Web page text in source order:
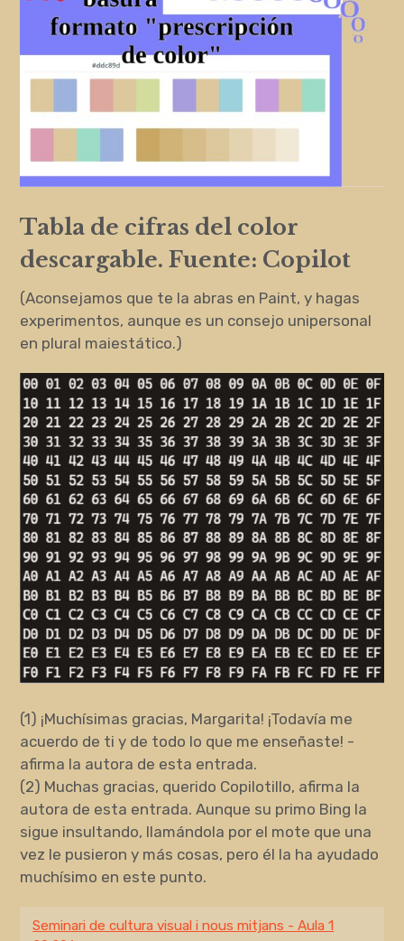
Tabla de cifras del color
descargable. Fuente: Copilot
(Aconsejamos que te la abras en Paint, y hagas
experimentos, aunque es un consejo unipersonal
en plural maiestático.)
(1) ¡Muchísimas gracias, Margarita! ¡Todavía me
acuerdo de ti y de todo lo que me enseñaste! -
afirma la autora de esta entrada.
(2) Muchas gracias, querido Copilotillo, afirma la
autora de esta entrada. Aunque su primo Bing la
sigue insultando, llamándola por el mote que una
vez le pusieron y más cosas, pero él la ha ayudado
muchísimo en este punto.
Seminari de cultura visual i nous mitjans - Aula 1